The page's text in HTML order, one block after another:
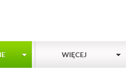
WIĘCEJ